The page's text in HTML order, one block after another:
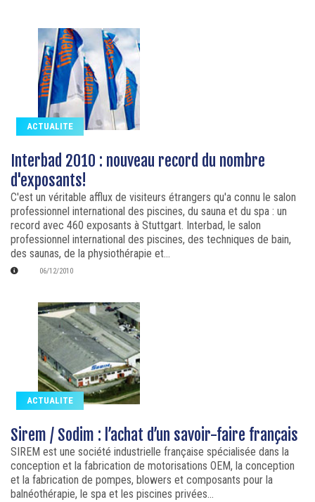
ACTUALITE
Interbad 2010 : nouveau record du nombre
d'exposants!
C'est un véritable afflux de visiteurs étrangers qu'a connu le salon
professionnel international des piscines, du sauna et du spa : un
record avec 460 exposants à Stuttgart. Interbad, le salon
professionnel international des piscines, des techniques de bain,
des saunas, de la physiothérapie et...
06/12/2010
ACTUALITE
Sirem / Sodim : l’achat d’un savoir-faire français
SIREM est une société industrielle française spécialisée dans la
conception et la fabrication de motorisations OEM, la conception
et la fabrication de pompes, blowers et composants pour la
balnéothérapie, le spa et les piscines privées...